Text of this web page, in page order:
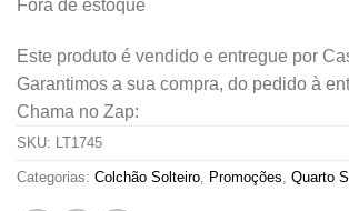
Fora de estoque
Este produto é vendido e entregue por
Garantimos a sua compra, do pedido à
Chama no Zap:
SKU: LT1745
Categorias: Colchão Solteiro Promoções Quarto